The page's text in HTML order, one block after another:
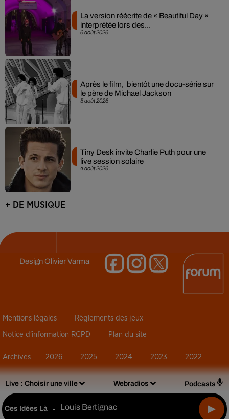
Live : Choisir une ville Webradios Podcasts
Ces Idées Là - Louis Bertignac
6 août 2026
La version réécrite de « Beautiful Day »
interprétée lors des...
5 août 2026
Après le film, bientôt une docu-série sur
le père de Michael Jackson
4 août 2026
Tiny Desk invite Charlie Puth pour une
live session solaire
+ DE MUSIQUE
DesignOlivier Varma
Mentions légales Règlements des jeux
Notice d’information RGPD Plan du site
Archives 2026 2025 2024 2023 2022